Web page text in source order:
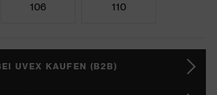
106 110
UVEX KAUFEN (B2B)